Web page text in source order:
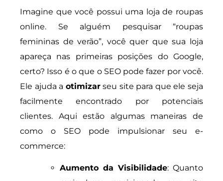
Imagine que você possui uma loja de roupas
online. Se alguém pesquisar “roupas
femininas de verão”, você quer que sua loja
apareça nas primeiras posições do Google,
certo? Isso é o que o SEO pode fazer por você.
Ele ajuda a otimizarseu site para que ele seja
facilmente encontrado por potenciais
clientes. Aqui estão algumas maneiras de
como o SEO pode impulsionar seu e-
commerce:
Aumento da Visibilidade: Quanto